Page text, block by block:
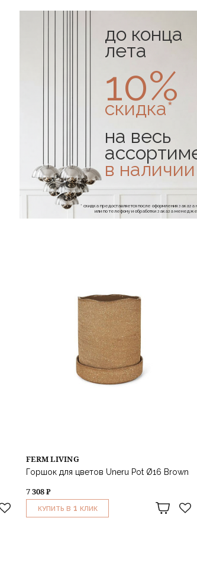
FERM LIVING
Горшок для цветов Uneru Pot Ø16 Brown
7 308 ₽
КУПИТЬ В 1 КЛИК
до конца
лета
10%
скидка*
на весь
в наличии
* скидка предоставляется после оформления заказа
или по телефону и обработки заказа